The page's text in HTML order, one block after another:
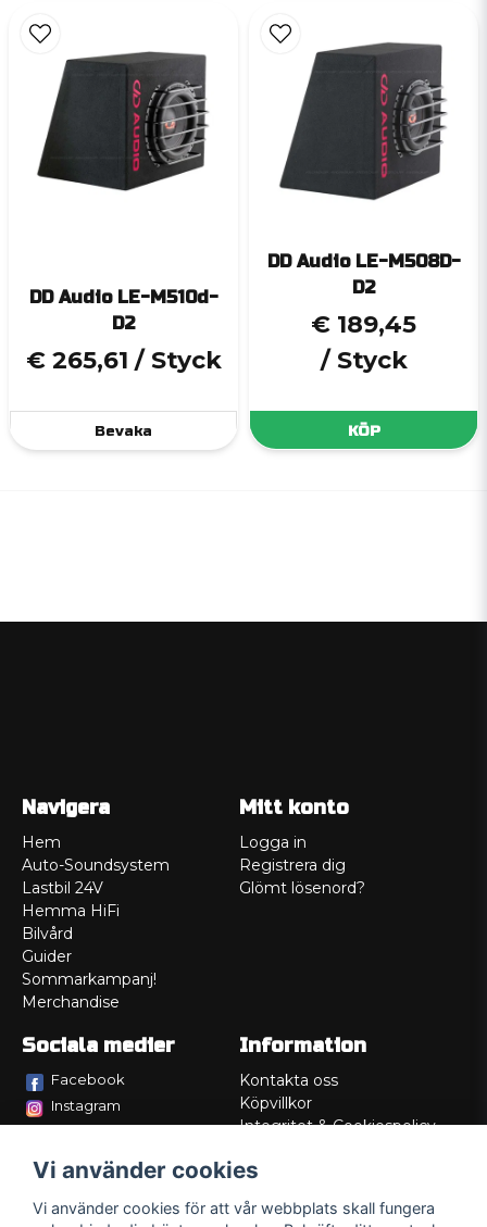
DD Audio LE-M510d-
D2
€ 265,61 / Styck
Bevaka
DD Audio LE-M508D-
D2
€ 189,45
/ Styck
KÖP
Navigera
Hem
Auto-Soundsystem
Lastbil 24V
Hemma HiFi
Bilvård
Guider
Sommarkampanj!
Merchandise
Mitt konto
Logga in
Registrera dig
Glömt lösenord?
Sociala medier
Facebook
Instagram
Information
Kontakta oss
Köpvillkor
Integritet & Cookiespolicy
Service/Garanti
Lådritning
Vi använder cookies
Vi använder cookies för att vår webbplats skall fungera